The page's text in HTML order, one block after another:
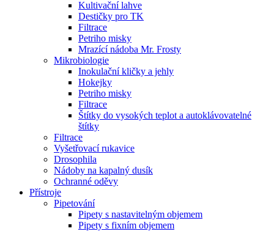
Kultivační lahve
Destičky pro TK
Filtrace
Petriho misky
Mrazící nádoba Mr. Frosty
Mikrobiologie
Inokulační kličky a jehly
Hokejky
Petriho misky
Filtrace
Štítky do vysokých teplot a autoklávovatelné
štítky
Filtrace
Vyšetřovací rukavice
Drosophila
Nádoby na kapalný dusík
Ochranné oděvy
Přístroje
Pipetování
Pipety s nastavitelným objemem
Pipety s fixním objemem